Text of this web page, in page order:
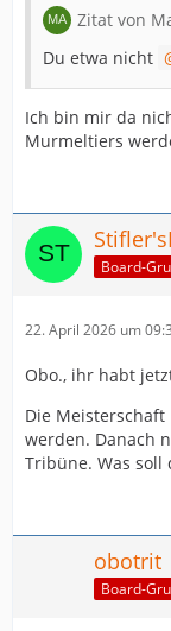
Zitat von
Du etwa nicht
Ich bin mir da
Murmeltiers
Board-
22. April 2026 um
Obo., ihr habt
Die
werden. Danach
Tribüne. Was soll
obotrit
Board-